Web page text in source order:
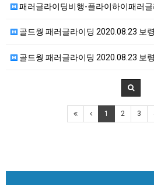
패러글라이딩비행-플라이하이패러
골드웡 패러글라이딩 2020.08.23 보
골드웡 패러글라이딩 2020.08.23 보
1 2 3